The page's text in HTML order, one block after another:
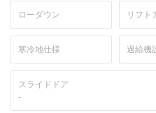
ローダウン リフト
寒冷地仕様 過給機
スライドドア
-